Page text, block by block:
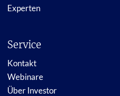
Experten
Service
Kontakt
Webinare
Über Investor